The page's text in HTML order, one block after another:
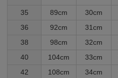
35
89cm 30cm
36
92cm 31cm
38
98cm 32cm
40
104cm 33cm
42
108cm 34cm